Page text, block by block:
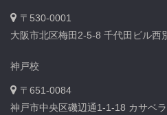
〒530-0001
大阪市北区梅田2-5-8 千代田ビル西
神戸校
〒651-0084
神戸市中央区磯辺通1-1-18 カサベ